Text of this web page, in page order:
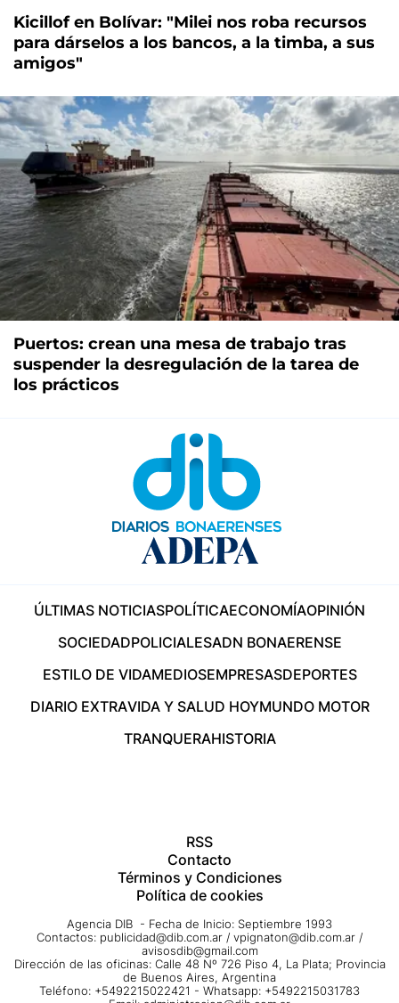
Kicillof en Bolívar: "Milei nos roba recursos
para dárselos a los bancos, a la timba, a sus
amigos"
Puertos: crean una mesa de trabajo tras
suspender la desregulación de la tarea de
los prácticos
ÚLTIMAS NOTICIASPOLÍTICAECONOMÍAOPINIÓN
SOCIEDADPOLICIALESADN BONAERENSE
ESTILO DE VIDAMEDIOSEMPRESASDEPORTES
DIARIO EXTRAVIDA Y SALUD HOYMUNDO MOTOR
TRANQUERAHISTORIA
RSS
Contacto
Términos y Condiciones
Política de cookies
Agencia DIB - Fecha de Inicio: Septiembre 1993
Contactos: publicidad@dib.com.ar / vpignaton@dib.com.ar /
avisosdib@gmail.com
Dirección de las oficinas: Calle 48 Nº 726 Piso 4, La Plata; Provincia
de Buenos Aires, Argentina
Teléfono: +5492215022421 - Whatsapp: +5492215031783